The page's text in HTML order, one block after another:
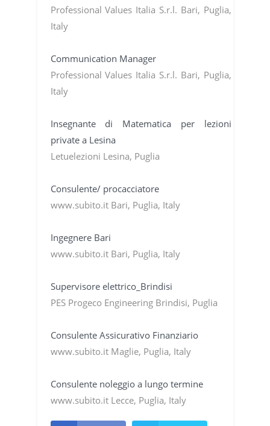
Professional Values Italia S.r.l. Bari, Puglia,
Italy
Communication Manager
Professional Values Italia S.r.l. Bari, Puglia,
Italy
Insegnante di Matematica per lezioni
private a Lesina
Letuelezioni Lesina, Puglia
Consulente/ procacciatore
www.subito.it Bari, Puglia, Italy
Ingegnere Bari
www.subito.it Bari, Puglia, Italy
Supervisore elettrico_Brindisi
PES Progeco Engineering Brindisi, Puglia
Consulente Assicurativo Finanziario
www.subito.it Maglie, Puglia, Italy
Consulente noleggio a lungo termine
www.subito.it Lecce, Puglia, Italy